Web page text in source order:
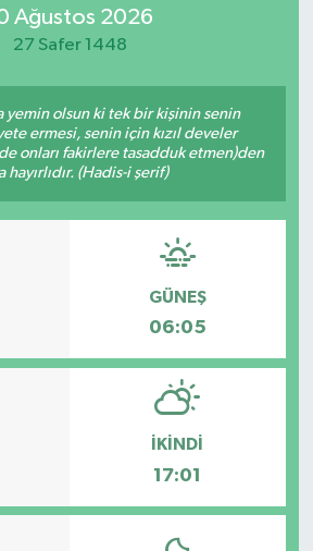
Ağustos 2026
27 Safer 1448
yemin olsun ki tek bir kişinin senin
ermesi, senin için kızıl develer
onları fakirlere tasadduk etmen)den
hayırlıdır. (Hadis-i şerif)
GÜNEŞ
06:05
İKINDI
17:01